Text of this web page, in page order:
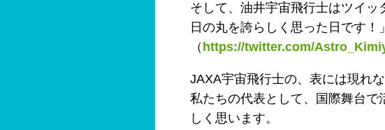
そして、油井宇宙飛行士はツイ
日の丸を誇らしく思った日です！
（ https://twitter.com/
JAXA宇宙飛行士の、表には現れ
私たちの代表として、国際舞台
しく思います。